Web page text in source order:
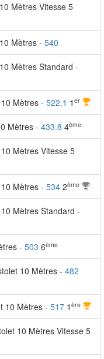
Mètres Vitesse 5
Mètres - 540
Mètres Standard -
Mètres - 522.1 1 er
Mètres - 433.8 4ème
Mètres Vitesse 5
Mètres - 534 2ème
Mètres Standard -
- 503 6ème
10 Mètres - 482
10 Mètres - 517 1 ère
10 Mètres Vitesse 5